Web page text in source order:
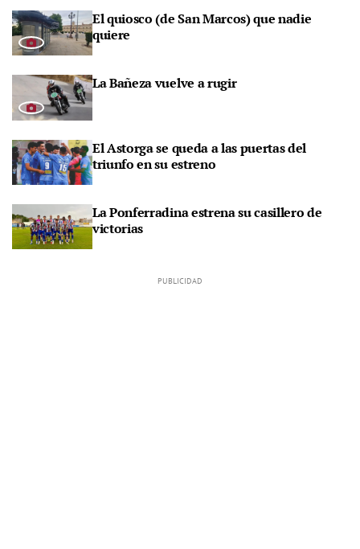
El quiosco (de San Marcos) que nadie
quiere
La Bañeza vuelve a rugir
El Astorga se queda a las puertas del
triunfo en su estreno
La Ponferradina estrena su casillero de
victorias